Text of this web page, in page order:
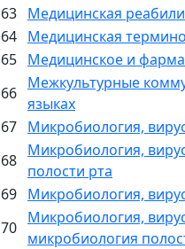
63 Медицинская
64 Медицинская
65 Медицинское и
66
Межкультурные
языках
67 Микробиология,
68
Микробиология,
полости рта
69 Микробиология,
70
Микробиология,
микробиология